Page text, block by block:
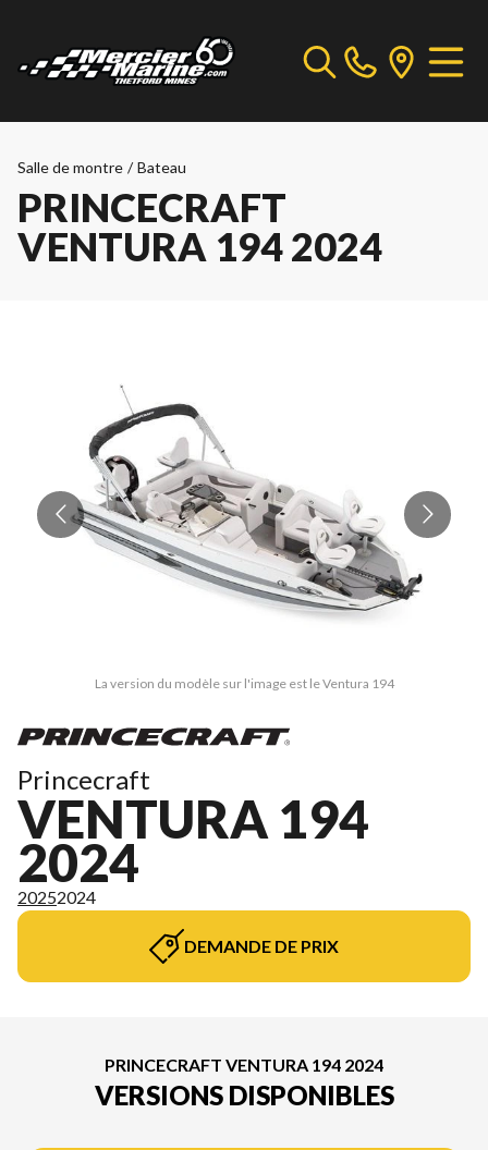
Salle de montre / Bateau
PRINCECRAFT
VENTURA 194 2024
La version du modèle sur l'image est le Ventura 194
Princecraft
VENTURA 194
2024
20252024
DEMANDE DE PRIX
PRINCECRAFT VENTURA 194 2024
VERSIONS DISPONIBLES